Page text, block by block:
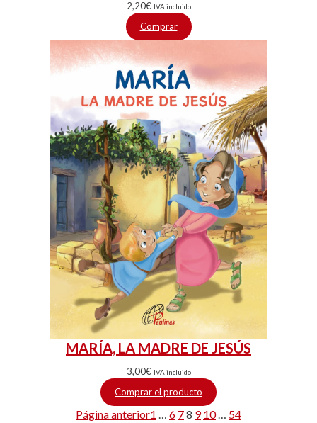
2,20€ IVA incluido
Comprar
MARÍA, LA MADRE DE JESÚS
3,00€ IVA incluido
Comprar el producto
Página anterior1 6 78 9 10
54